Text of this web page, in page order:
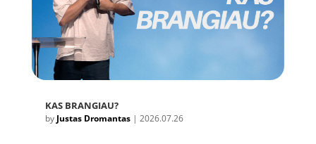
KAS BRANGIAU?
by Justas Dromantas| 2026.07.26